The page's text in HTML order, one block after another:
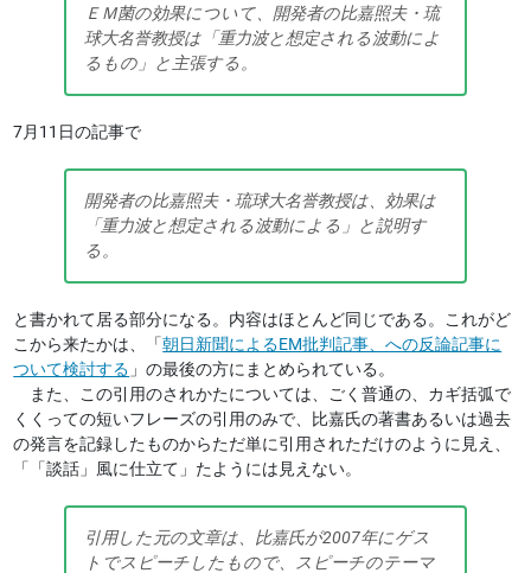
ＥＭ菌の効果について、開発者の比嘉照夫・琉
球大名誉教授は「重力波と想定される波動によ
るもの」と主張する。
7月11日の記事で
開発者の比嘉照夫・琉球大名誉教授は、効果は
「重力波と想定される波動による」と説明す
る。
と書かれて居る部分になる。内容はほとんど同じである。これがど
こから来たかは、「朝日新聞によるEM批判記事、への反論記事に
ついて検討する 」の最後の方にまとめられている。
また、この引用のされかたについては、ごく普通の、カギ括弧で
くくっての短いフレーズの引用のみで、比嘉氏の著書あるいは過去
の発言を記録したものからただ単に引用されただけのように見え、
「「談話」風に仕立て」たようには見えない。
引用した元の文章は、比嘉氏が2007年にゲス
トでスピーチしたもので、スピーチのテーマ